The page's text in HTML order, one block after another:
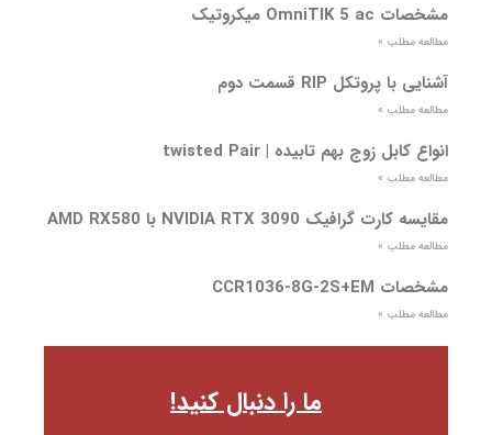
مشخصات OmniTIK 5 ac میکروتیک
مطالعه مطلب »
آشنایی با پروتکل RIP قسمت دوم
مطالعه مطلب »
انواع کابل زوج بهم تابیده | twisted Pair
مطالعه مطلب »
مقایسه کارت گرافیک NVIDIA RTX 3090 با AMD RX580
مطالعه مطلب »
مشخصات CCR1036-8G-2S+EM
مطالعه مطلب »
ما را دنبال کنید!